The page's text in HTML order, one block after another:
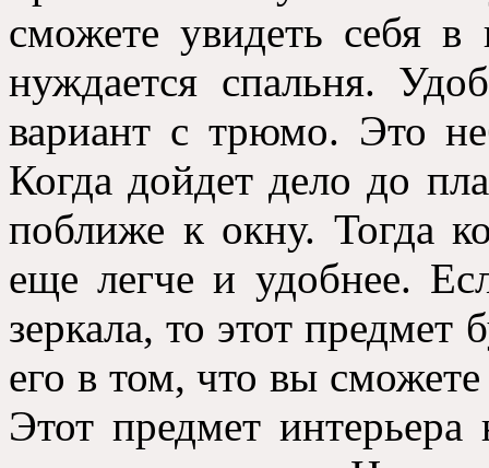
сможете увидеть себя
нуждается спальня.
вариант с трюмо. Это
Когда дойдет дело до
поближе к окну. Тогда
еще легче и удобнее.
зеркала, то этот предмет
его в том, что вы сможете
Этот предмет